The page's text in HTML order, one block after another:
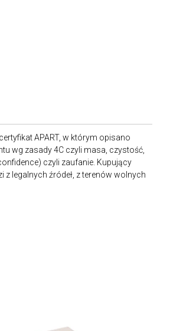
APART, w którym opisano
wg zasady 4C czyli masa, czystość,
czyli zaufanie. Kupujący
legalnych źródeł, z terenów wolnych